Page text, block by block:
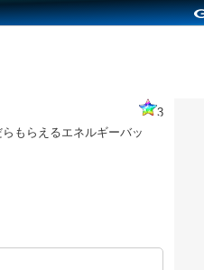
3
もらえるエネルギーバッ